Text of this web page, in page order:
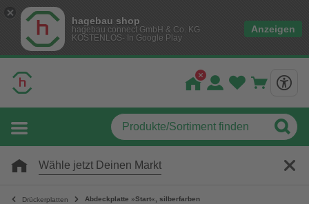
hagebau shop
hagebau connect GmbH & Co. KG
KOSTENLOS- In Google Play
Anzeigen
Wähle jetzt Deinen Markt
Drückerplatten Abdeckplatte »Start«, silberfarben